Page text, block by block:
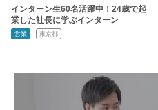
インターン生60名活躍中！24歳で起
業した社長に学ぶインターン
営業 東京都